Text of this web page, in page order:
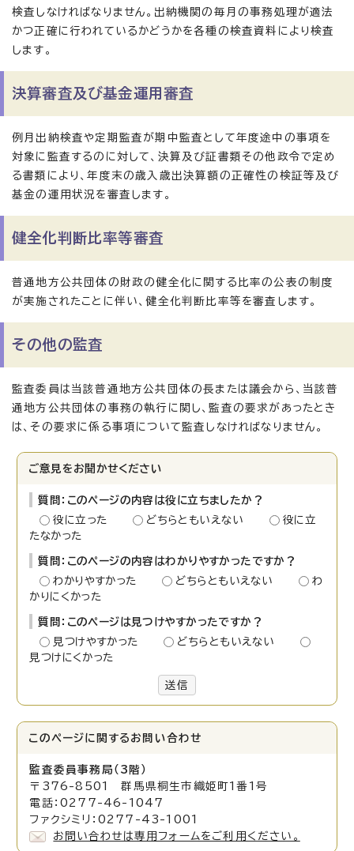
検査しなければなりません。出納機関の毎月の事務処理が適法
かつ正確に行われているかどうかを各種の検査資料により検査
します。
決算審査及び基金運用審査
例月出納検査や定期監査が期中監査として年度途中の事項を
対象に監査するのに対して、決算及び証書類その他政令で定め
る書類により、年度末の歳入歳出決算額の正確性の検証等及び
基金の運用状況を審査します。
健全化判断比率等審査
普通地方公共団体の財政の健全化に関する比率の公表の制度
が実施されたことに伴い、健全化判断比率等を審査します。
その他の監査
監査委員は当該普通地方公共団体の長または議会から、当該普
通地方公共団体の事務の執行に関し、監査の要求があったとき
は、その要求に係る事項について監査しなければなりません。
ご意見をお聞かせください
質問：このページの内容は役に立ちましたか？
役に立った
どちらともいえない
役に立
たなかった
質問：このページの内容はわかりやすかったですか？
わかりやすかった
どちらともいえない
わ
かりにくかった
質問：このページは見つけやすかったですか？
見つけやすかった
どちらともいえない
見つけにくかった
送信
このページに関する お問い合わせ
監査委員事務局（3階）
〒376-8501 群馬県桐生市織姫町1番1号
電話：0277-46-1047
ファクシミリ：0277-43-1001
お問い合わせは専用フォームをご利用ください。